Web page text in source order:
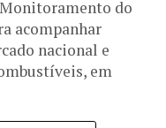
do
acompanhar
nacional e
em